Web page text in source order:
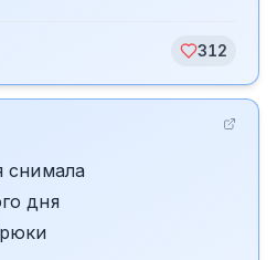
312
снимала
дня